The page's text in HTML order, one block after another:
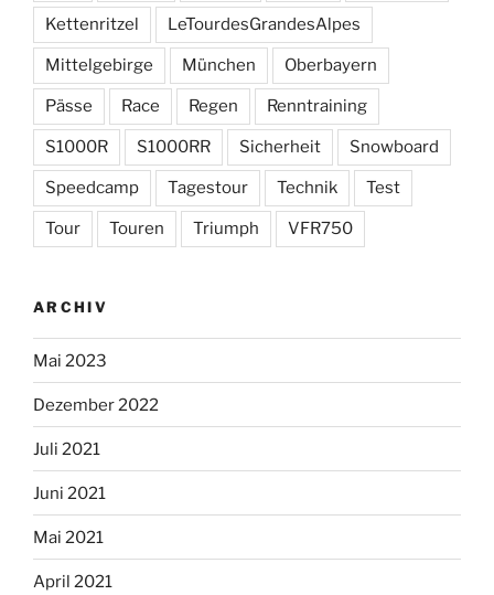
Kettenritzel LeTourdesGrandesAlpes
Mittelgebirge München Oberbayern
Pässe Race Regen Renntraining
S1000R S1000RR Sicherheit Snowboard
Speedcamp Tagestour Technik Test
Tour Touren Triumph VFR750
ARCHIV
Mai 2023
Dezember 2022
Juli 2021
Juni 2021
Mai 2021
April 2021